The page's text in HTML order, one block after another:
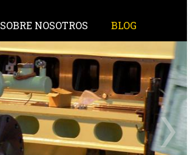
SOBRE NOSOTROS BLOG